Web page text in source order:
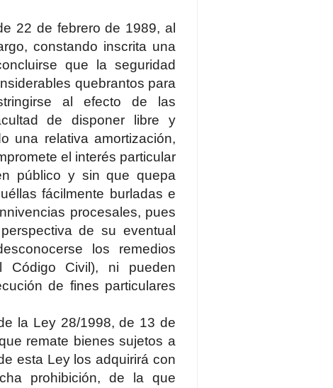
22 de febrero de 1989, al
constando inscrita una
que la seguridad
quebrantos para
al efecto de las
de disponer libre y
una relativa amortización,
el interés particular
público y sin que quepa
fácilmente burladas e
procesales, pues
de su eventual
los remedios
Civil), ni pueden
de fines particulares
la Ley 28/1998, de 13 de
remate bienes sujetos a
esta Ley los adquirirá con
prohibición, de la que